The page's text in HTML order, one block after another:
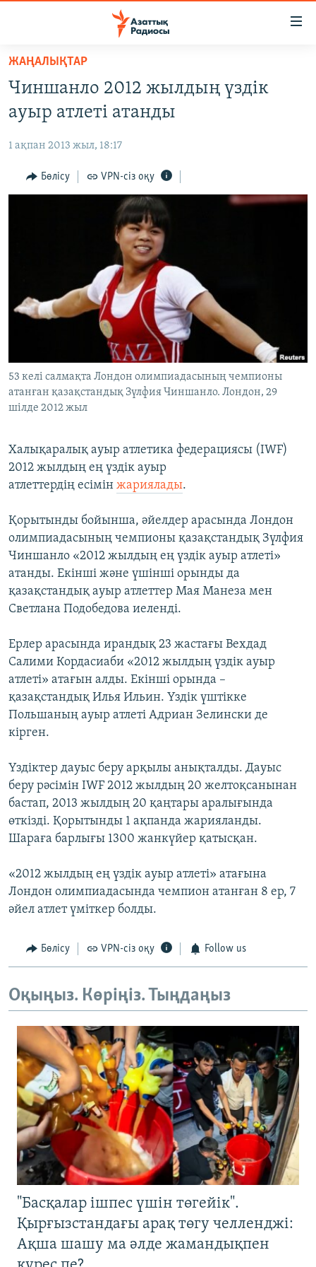
Skip
main
content
Skip
to
Navigation
Skip
AZATTYQTV
ҚАҢТАР ОҚИҒАСЫ
АДАМ ҚҰҚЫҚТАРЫ
Басқа тілдерде
ЖАҢАЛЫҚТАР
Чиншанло 2012 жылдың үздік
ауыр атлеті атанды
1 ақпан 2013 жыл, 18:17
Бөлісу VPN-сіз оқу
53 келі салмақта Лондон олимпиадасының чемпионы
атанған қазақстандық Зүлфия Чиншанло. Лондон, 29
шілде 2012 жыл
Халықаралық ауыр атлетика федерациясы (IWF)
2012 жылдың ең үздік ауыр
атлеттердің есімін жариялады.
Қорытынды бойынша, әйелдер арасында Лондон
олимпиадасының чемпионы қазақстандық Зүлфия
Чиншанло «2012 жылдың ең үздік ауыр атлеті»
атанды. Екінші және үшінші орынды да
қазақстандық ауыр атлеттер Мая Манеза мен
Светлана Подобедова иеленді.
Ерлер арасында ирандық 23 жастағы Вехдад
Салими Кордасиаби «2012 жылдың үздік ауыр
атлеті» атағын алды. Екінші орында –
қазақстандық Илья Ильин. Үздік үштікке
Польшаның ауыр атлеті Адриан Зелински де
кірген.
Үздіктер дауыс беру арқылы анықталды. Дауыс
беру рәсімін IWF 2012 жылдың 20 желтоқсанынан
бастап, 2013 жылдың 20 қаңтары аралығында
өткізді. Қорытынды 1 ақпанда жарияланды.
Шараға барлығы 1300 жанкүйер қатысқан.
«2012 жылдың ең үздік ауыр атлеті» атағына
Лондон олимпиадасында чемпион атанған 8 ер, 7
әйел атлет үміткер болды.
Бөлісу VPN-сіз оқу Follow us
Оқыңыз. Көріңіз. Тыңдаңыз
"Басқалар ішпес үшін төгейік".
Қырғызстандағы арақ төгу челленджі:
Ақша шашу ма әлде жамандықпен